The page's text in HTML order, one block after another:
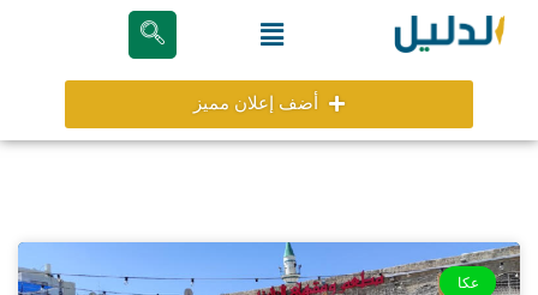
تخطي
Menu
أضف إعلان مميز
عكا